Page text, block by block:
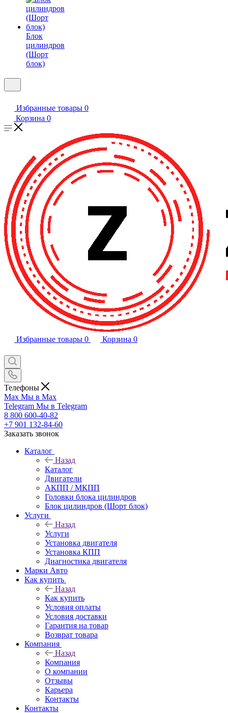
Блок
цилиндров
(Шорт
блок)
Избранные товары 0
Корзина 0
Избранные товары 0 Корзина 0
Телефоны
Max Мы в Max
Telegram Мы в Telegram
8 800 600-40-82
+7 901 132-84-60
Заказать звонок
Каталог
Назад
Каталог
Двигатели
АКПП / МКПП
Головки блока цилиндров
Блок цилиндров (Шорт блок)
Услуги
Назад
Услуги
Установка двигателя
Установка КПП
Диагностика двигателя
Марки Авто
Как купить
Назад
Как купить
Условия оплаты
Условия доставки
Гарантия на товар
Возврат товара
Компания
Назад
Компания
О компании
Отзывы
Карьера
Контакты
Контакты